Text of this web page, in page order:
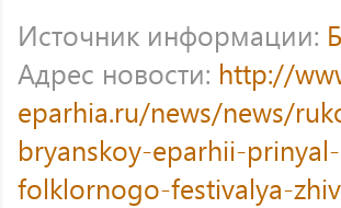
Источник информации:
Адрес новости: http://
eparhia.ru/news/news/
bryanskoy-eparhii-
folklornogo-festivalya-